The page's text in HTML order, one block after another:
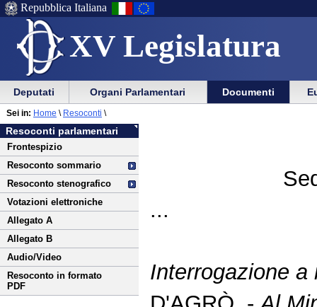
XV Legislatura
Menu
di
ausilio
alla
navigazione
Vai
Menu
di
navigazione
principale
Repubblica Italiana
Menu
di
navigazione
principale
Vai
menu
di
sezione
Deputati Organi Parlamentari Documenti
Vai
al
contenuto
Resoconti parlamentari
Frontespizio
Resoconto sommario
Resoconto stenografico
Votazioni elettroniche
Allegato A
Allegato B
Audio/Video
Resoconto in formato
PDF
Sei in: Home \ Resoconti \
...
Interrogazione a